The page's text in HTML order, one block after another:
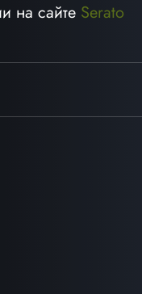
на сайте Serato